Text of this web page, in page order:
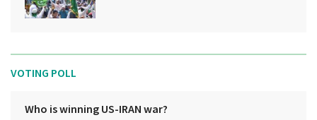
VOTING POLL
Who is winning US-IRAN war?